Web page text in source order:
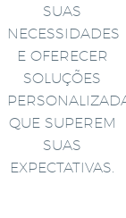
SUAS
NECESSIDADES
E OFERECER
SOLUÇÕES
QUE SUPEREM
SUAS
EXPECTATIVAS.